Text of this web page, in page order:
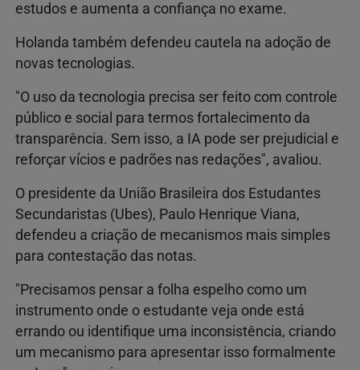
estudos e aumenta a confiança no exame.
Holanda também defendeu cautela na adoção de
novas tecnologias.
"O uso da tecnologia precisa ser feito com controle
público e social para termos fortalecimento da
transparência. Sem isso, a IA pode ser prejudicial e
reforçar vícios e padrões nas redações", avaliou.
O presidente da União Brasileira dos Estudantes
Secundaristas (Ubes), Paulo Henrique Viana,
defendeu a criação de mecanismos mais simples
para contestação das notas.
"Precisamos pensar a folha espelho como um
instrumento onde o estudante veja onde está
errando ou identifique uma inconsistência, criando
um mecanismo para apresentar isso formalmente